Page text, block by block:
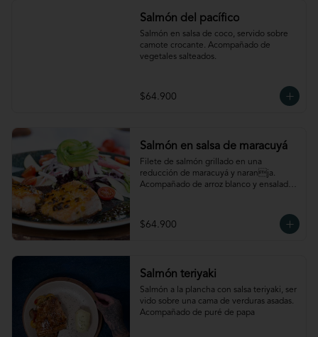
Salmón del pacífico
Salmón en salsa de coco, servido sobre
camote crocante. Acompañado de
vegetales salteados.
$64.900
Salmón en salsa de maracuyá
Filete de salmón grillado en una
reducción de maracuyá y naranja.
Acompañado de arroz blanco y ensalada
aguacate
$64.900
Salmón teriyaki
Salmón a la plancha con salsa teriyaki, ser
vido sobre una cama de verduras asadas.
Acompañado de puré de papa